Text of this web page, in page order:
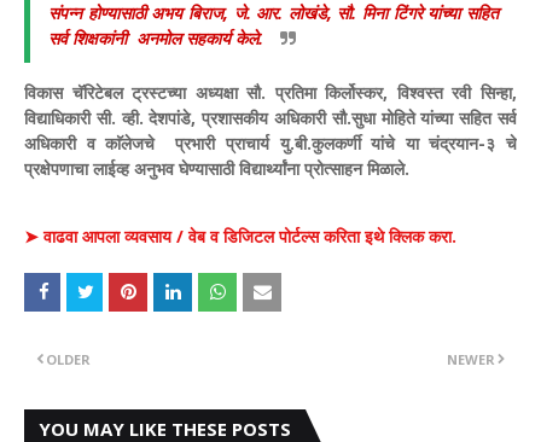
संपन्न होण्यासाठी अभय बिराज, जे. आर. लोखंडे, सौ. मिना टिंगरे यांच्या सहित
सर्व शिक्षकांनी अनमोल सहकार्य केले.
विकास चॅरिटेबल ट्रस्टच्या अध्यक्षा सौ. प्रतिमा किर्लोस्कर, विश्वस्त रवी सिन्हा,
विद्याधिकारी सी. व्ही. देशपांडे, प्रशासकीय अधिकारी सौ.सुधा मोहिते यांच्या सहित सर्व
अधिकारी व काॅलेजचे प्रभारी प्राचार्य यु.बी.कुलकर्णी यांचे या चंद्रयान-३ चे
प्रक्षेपणाचा लाईव्ह अनुभव घेण्यासाठी विद्यार्थ्यांना प्रोत्साहन मिळाले.
➤ वाढवा आपला व्यवसाय / वेब व डिजिटल पोर्टल्स करिता इथे क्लिक करा.
NEWER
OLDER
YOU MAY LIKE THESE POSTS